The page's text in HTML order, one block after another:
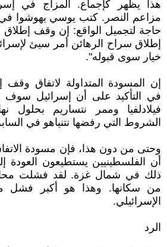
هذا يظهر كإجماع. المزاج في
حاجة لتجميل الواقع: إن وقف إطلاق
إطلاق سراح الرهائن أمر سيئ
خيار سوى قبوله".
إن المسودة المتداولة لاتفاق وقف
في التأكيد على أن إسرائيل
فيلادلفيا وممر نتساريم بحلول
الشروط التي رفضها نتنياهو في
وحتى من دون هذا، فإن مسودة
أن الفلسطينيين يستطيعون العودة
ذلك في شمال غزة. لقد فشلت
من سكانها. وهذا هو أكبر فشل
الإسرائيلي.
الرد